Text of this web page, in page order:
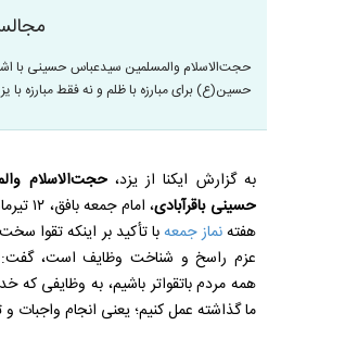
حجت‌الاسلام والمسلمین سیدعباس حسینی با
حسین(ع) برای مبارزه با ظلم و نه فقط مبارزه
به گزارش ایکنا از یزد،حجت‌الاسلام
حسینی باقرآبادی
، امام
هفتهنماز جمعهبا تأکید بر اینکه تقوا
عزم راسخ و شناخت وظایف است، گفت:
همه مردم باتقواتر باشیم، به وظایفی
ما گذاشته عمل کنیم؛ یعنی انجام واجبات